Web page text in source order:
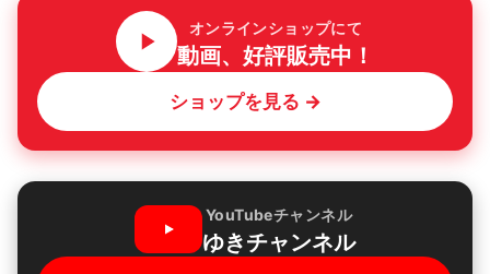
オンラインショップにて
動画、好評販売中！
ショップを見る →
YouTubeチャンネル
ゆきチャンネル